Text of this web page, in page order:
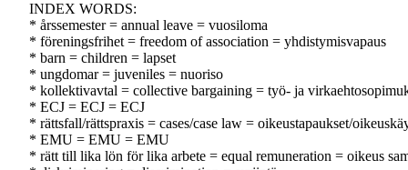
INDEX WORDS:
* årssemester = annual leave = vuosiloma
* föreningsfrihet = freedom of association = yhdistymisvapaus
* barn = children = lapset
* ungdomar = juveniles = nuoriso
* kollektivavtal = collective bargaining = työ- ja
* ECJ = ECJ = ECJ
* rättsfall/rättspraxis = cases/case law = oikeustapaukset/
* EMU = EMU = EMU
* rätt till lika lön för lika arbete = equal remuneration = oikeus